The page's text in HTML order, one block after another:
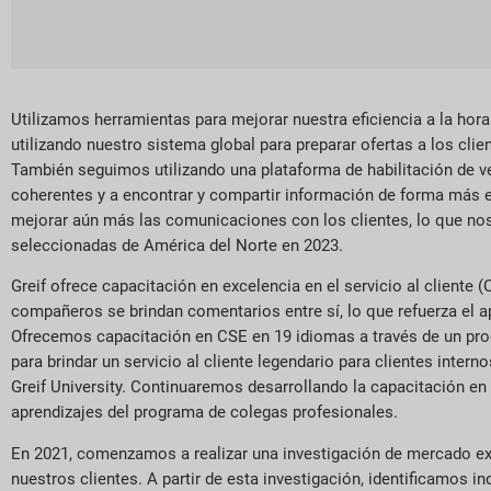
Utilizamos herramientas para mejorar nuestra eficiencia a la
utilizando nuestro sistema global para preparar ofertas a los
También seguimos utilizando una plataforma de habilitación de
coherentes y a encontrar y compartir información de forma
mejorar aún más las comunicaciones con los clientes, lo que
seleccionadas de América del Norte en 2023.
Greif ofrece capacitación en excelencia en el servicio al cliente
compañeros se brindan comentarios entre sí, lo que refuerza el
Ofrecemos capacitación en CSE en 19 idiomas a través de un
para brindar un servicio al cliente legendario para clientes
Greif University. Continuaremos desarrollando la capacitación
aprendizajes del programa de colegas profesionales.
En 2021, comenzamos a realizar una investigación de mercado
nuestros clientes. A partir de esta investigación, identificamos